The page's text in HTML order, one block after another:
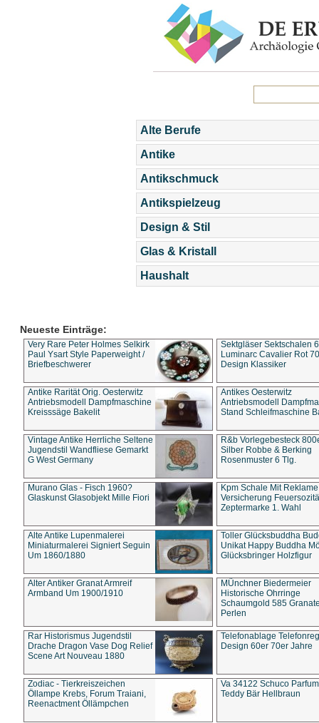
Alte Berufe
Antike
Antikschmuck
Antikspielzeug
Design & Stil
Glas & Kristall
Haushalt
Neueste Einträge:
Very Rare Peter Holmes Selkirk
Paul Ysart Style Paperweight /
Briefbeschwerer
Sektgläser Sektschalen
Luminarc Cavalier Rot
Design Klassiker
Antike Rarität Orig. Oesterwitz
Antriebsmodell Dampfmaschine
Kreisssäge Bakelit
Antikes Oesterwitz
Antriebsmodell
Stand Schleifmaschine
Vintage Antike Herrliche Seltene
Jugendstil Wandfliese Gemarkt
G West Germany
R&b Vorlegebesteck
Silber Robbe & Berking
Rosenmuster 6 Tlg.
Murano Glas - Fisch 1960?
Glaskunst Glasobjekt Mille Fiori
Kpm Schale Mit Reklame
Versicherung
Zeptermarke 1. Wahl
Alte Antike Lupenmalerei
Miniaturmalerei Signiert Seguin
Um 1860/1880
Toller Glücksbuddha
Unikat Happy Buddha
Glücksbringer Holzfigur
Alter Antiker Granat Armreif
Armband Um 1900/1910
MÜnchner Biedermeier
Historische Ohrringe
Schaumgold 585
Perlen
Rar Historismus Jugendstil
Drache Dragon Vase Dog Relief
Scene Art Nouveau 1880
Telefonablage
Design 60er 70er Jahre
Zodiac - Tierkreiszeichen
Öllampe Krebs, Forum Traiani,
Reenactment Öllämpchen
Va 34122 Schuco
Teddy Bär Hellbraun